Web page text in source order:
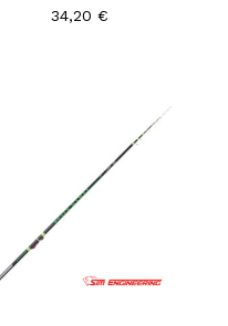
34,20€